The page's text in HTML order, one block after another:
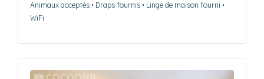
Animaux acceptés • Draps fournis • Linge de maison fourni •
WiFi